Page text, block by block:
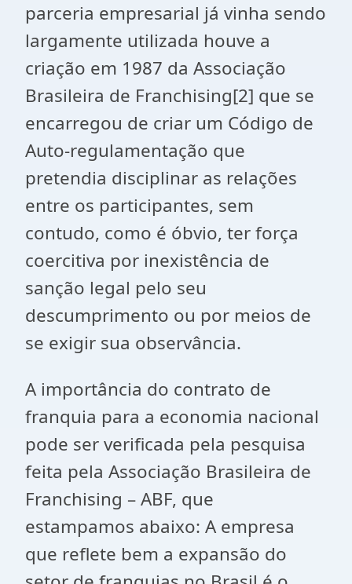
parceria empresarial já vinha sendo
largamente utilizada houve a
criação em 1987 da Associação
Brasileira de Franchising[2] que se
encarregou de criar um Código de
Auto-regulamentação que
pretendia disciplinar as relações
entre os participantes, sem
contudo, como é óbvio, ter força
coercitiva por inexistência de
sanção legal pelo seu
descumprimento ou por meios de
se exigir sua observância.
A importância do contrato de
franquia para a economia nacional
pode ser verificada pela pesquisa
feita pela Associação Brasileira de
Franchising – ABF, que
estampamos abaixo: A empresa
que reflete bem a expansão do